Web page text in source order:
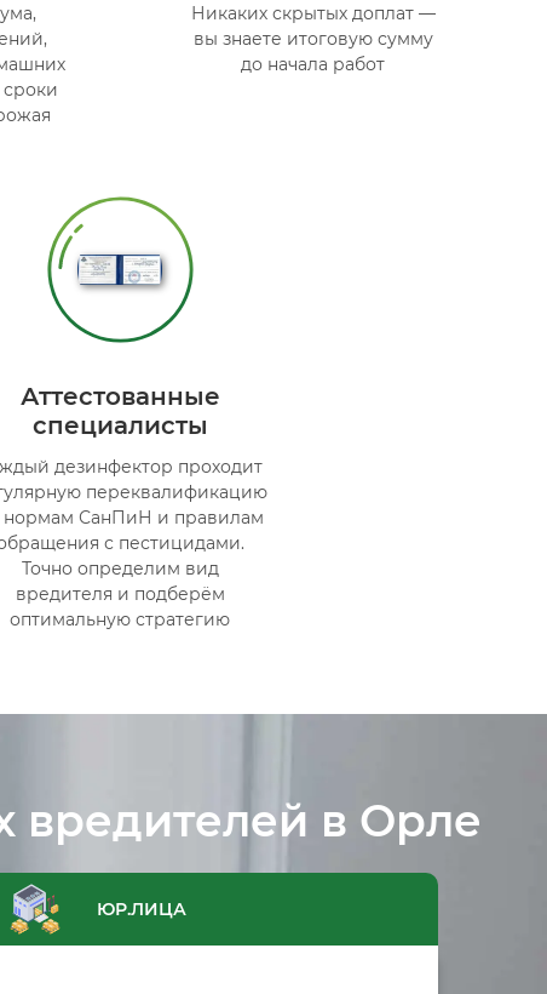
Никаких скрытых доплат —
вы знаете итоговую сумму
до начала работ
Аттестованные
специалисты
дезинфектор проходит
переквалификацию
нормам СанПиН и правилам
с пестицидами.
Точно определим вид
вредителя и подберём
оптимальную стратегию
вредителей в Орле
ЮР.ЛИЦА